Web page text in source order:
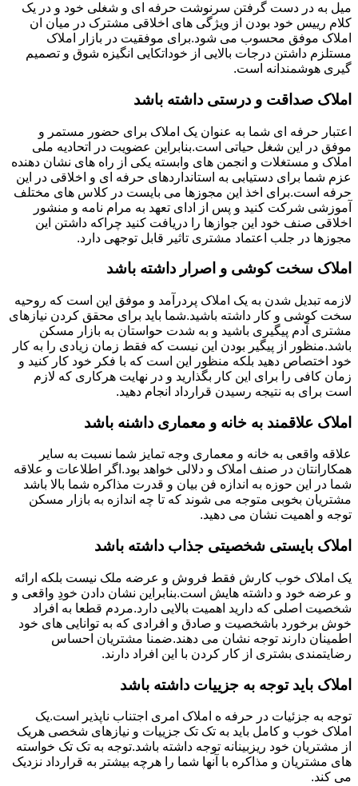
میل به در دست گرفتن سرنوشت حرفه ای و شغلی خود و در یک
کلام رییس خود بودن از ویژگی های اخلاقی مشترک در میان ان
املاک موفق محسوب می شود.برای موفقیت در بازار املاک
مستلزم داشتن درجات بالایی از خوداتکایی انگیزه شوق و تصمیم
گیری هوشمندانه است.
املاک صداقت و درستی داشته باشد
اعتبار حرفه ای شما به عنوان یک املاک برای حضور مستمر و
موفق در این شغل حیاتی است.بنابراین عضویت در اتحادیه ملی
املاک و مستغلات و انجمن های وابسته یکی از راه های نشان دهنده
عزم شما برای دستیابی به استانداردهای حرفه ای و اخلاقی در این
حرفه است.برای اخذ این مجوزها می بایست در کلاس های مختلف
آموزشی شرکت کنید و پس از ادای تعهد به مرام نامه و منشور
اخلاقی صنف خود این جوازها را دریافت کنید چراکه داشتن این
مجوزها در جلب اعتماد مشتری تاثیر قابل توجهی دارد.
املاک سخت کوشی و اصرار داشته باشد
لازمه تبدیل شدن به یک املاک پردرآمد و موفق این است که روحیه
سخت کوشی و کار داشته باشید.شما باید برای محقق کردن نیازهای
مشتری آدم پیگیری باشید و به شدت حواستان به بازار مسکن
باشد.منظور از پیگیر بودن این نیست که فقط زمان زیادی را به کار
خود اختصاص دهید بلکه منظور این است که با فکر خود کار کنید و
زمان کافی را برای این کار بگذارید و در نهایت هرکاری که لازم
است برای به نتیجه رسیدن قرارداد انجام دهید.
املاک علاقمند به خانه و معماری داشنه باشد
علاقه واقعی به خانه و معماری وجه تمایز شما نسبت به سایر
همکارانتان در صنف املاک و دلالی خواهد بود.اگر اطلاعات و علاقه
شما در این حوزه به اندازه فن بیان و قدرت مذاکره شما بالا باشد
مشتریان بخوبی متوجه می شوند که تا چه اندازه به بازار مسکن
توجه و اهمیت نشان می دهید.
املاک بایستی شخصیتی جذاب داشته باشد
یک املاک خوب کارش فقط فروش و عرضه ملک نیست بلکه ارائه
و عرضه خود و داشته هایش است.بنابراین نشان دادن خودِ واقعی و
شخصیت اصلی که دارید اهمیت بالایی دارد.مردم قطعا به افراد
خوش برخورد باشخصیت و صادق و افرادی که به توانایی های خود
اطمینان دارند توجه نشان می دهند.ضمنا مشتریان احساس
رضایتمندی بشتری از کار کردن با این افراد دارند.
املاک باید توجه به جزییات داشته باشد
توجه به جزئیات در حرفه ه املاک امری اجتناب ناپذیر است.یک
املاک خوب و کامل باید به تک تک جزییات و نیازهای شخصی هریک
از مشتریان خود ریزبینانه توجه داشته باشد.توجه به تک تک خواسته
های مشتریان و مذاکره با آنها شما را هرچه بیشتر به قرارداد نزدیک
می کند.